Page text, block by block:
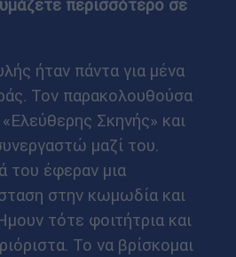
περισσότερο σε
ήταν πάντα για μένα
Τον παρακολουθούσα
Σκηνής» και
μαζί του.
του έφεραν μια
στην κωμωδία και
τότε φοιτήτρια και
Το να βρίσκομαι